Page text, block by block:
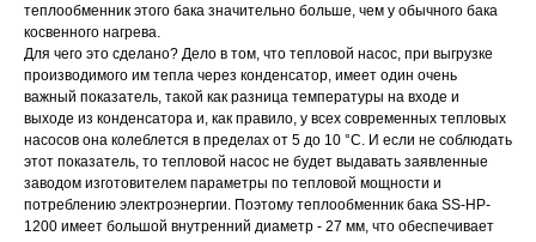
теплообменник этого бака значительно больше, чем у обычного бака
косвенного нагрева.
Для чего это сделано? Дело в том, что тепловой насос, при выгрузке
производимого им тепла через конденсатор, имеет один очень
важный показатель, такой как разница температуры на входе и
выходе из конденсатора и, как правило, у всех современных тепловых
насосов она колеблется в пределах от 5 до 10 °С. И если не соблюдать
этот показатель, то тепловой насос не будет выдавать заявленные
заводом изготовителем параметры по тепловой мощности и
потреблению электроэнергии. Поэтому теплообменник бака SS-HP-
1200 имеет большой внутренний диаметр - 27 мм, что обеспечивает